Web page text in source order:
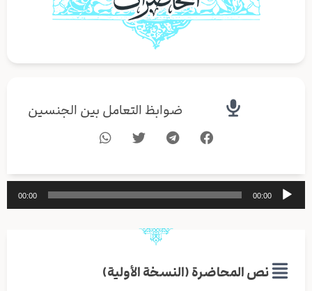
ضوابظ التعامل بين الجنسين
مشغل
الصوت
00:00
00:00
نص المحاضرة (النسخة الأولية)